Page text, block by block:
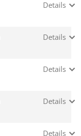
Details
Details
Details
Details
Details